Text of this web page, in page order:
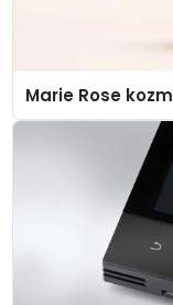
Marie Rose